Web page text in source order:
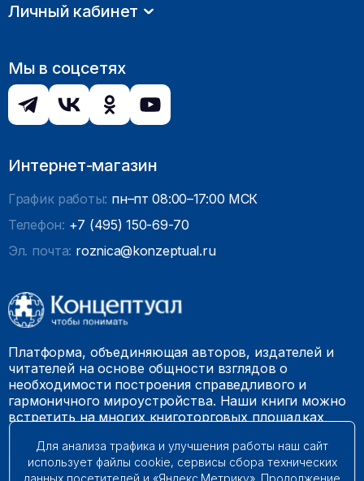
Личный кабинет
Мы в соцсетях
Интернет-магазин
График работы: пн–пт 08:00–17:00 МСК
Телефон: +7 (495) 150-69-70
Эл. почта: roznica@konzeptual.ru
Платформа, объединяющая авторов, издателей и
читателей на основе общности взглядов о
необходимости построения справедливого и
гармоничного мироустройства. Наши книги можно
встретить на многих книготорговых площадках
© 2009 – 2026. Все права защищены.
Для анализа трафика и улучшения работы наш сайт
использует файлы cookie, сервисы сбора технических
данных посетителей и «Яндекс.Метрику». Продолжение